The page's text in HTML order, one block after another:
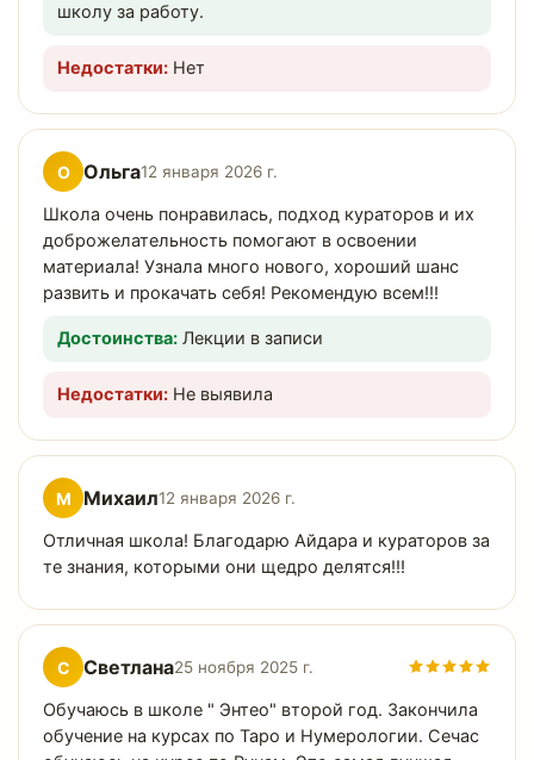
школу за работу.
Недостатки: Нет
О Ольга12 января 2026 г.
Школа очень понравилась, подход кураторов и их
доброжелательность помогают в освоении
материала! Узнала много нового, хороший шанс
развить и прокачать себя! Рекомендую всем!!!
Достоинства: Лекции в записи
Недостатки: Не выявила
М Михаил12 января 2026 г.
Отличная школа! Благодарю Айдара и кураторов за
те знания, которыми они щедро делятся!!!
С Светлана25 ноября 2025 г.
Обучаюсь в школе " Энтео" второй год. Закончила
обучение на курсах по Таро и Нумерологии. Сечас